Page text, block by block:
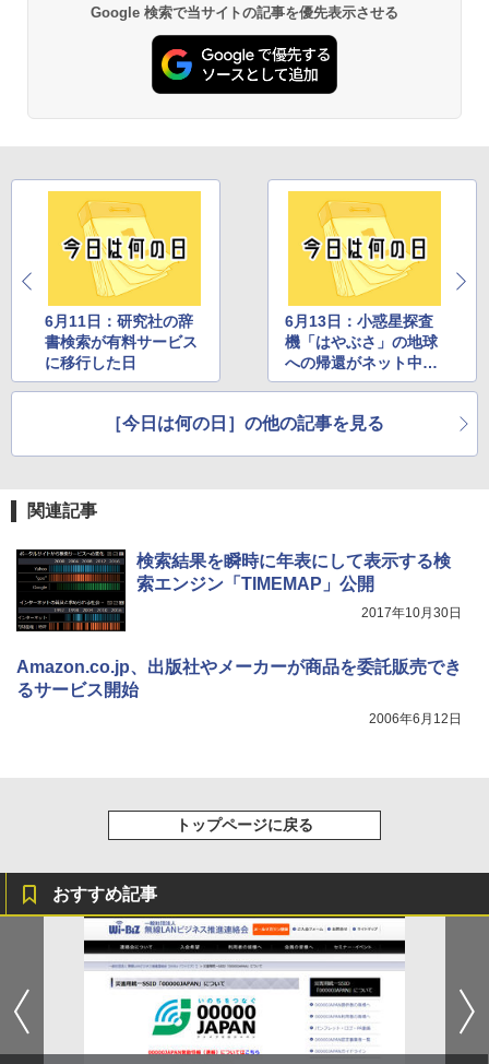
Google 検索で当サイトの記事を優先表示させる
6月11日：研究社の辞
書検索が有料サービス
に移行した日
6月13日：小惑星探査
機「はやぶさ」の地球
への帰還がネット中継
された日
［今日は何の日］の他の記事を見る
関連記事
検索結果を瞬時に年表にして表示する検
索エンジン「TIMEMAP」公開
2017年10月30日
Amazon.co.jp、出版社やメーカーが商品を委託販売でき
るサービス開始
2006年6月12日
トップページに戻る
おすすめ記事